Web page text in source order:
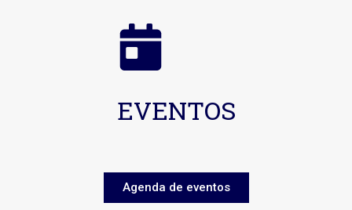
EVENTOS
Agenda de eventos